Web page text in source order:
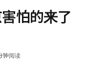
怕的来了
钟阅读